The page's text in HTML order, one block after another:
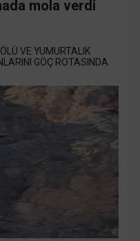
mola verdi
VE YUMURTALIK
GÖÇ ROTASINDA